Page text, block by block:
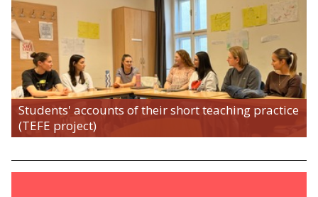
Students' accounts of their short teaching practice
(TEFE project)